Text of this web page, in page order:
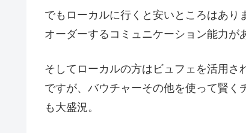
でもローカルに行くと安いところはあり
オーダーするコミュニケーション能力が
そしてローカルの方はビュフェを活用
ですが、バウチャーその他を使って賢く
も大盛況。